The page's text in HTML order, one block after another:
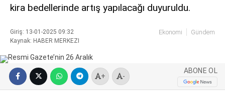
POLITIKA
SIYASET
METEOROLOJI
SPOR
kira bedellerinde artış yapılacağı duyuruldu.
Giriş: 13-01-2025 09:32
Kaynak: HABER MERKEZI
Ekonomi Gündem
+ -
ABONE OL